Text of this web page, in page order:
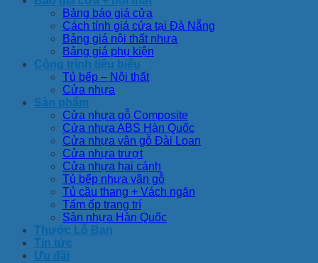
Bảng báo giá cửa
Cách tính giá cửa tại Đà Nẵng
Bảng giá nội thất nhựa
Bảng giá phụ kiện
Công trình tiêu biểu
Tủ bếp – Nội thất
Cửa nhựa
Sản phẩm
Cửa nhựa gỗ Composite
Cửa nhựa ABS Hàn Quốc
Cửa nhựa vân gỗ Đài Loan
Cửa nhựa trượt
Cửa nhựa hai cánh
Tủ bếp nhựa vân gỗ
Tủ cầu thang + Vách ngăn
Tấm ốp trang trí
Sàn nhựa Hàn Quốc
Thước Lỗ Ban
Tin tức
Ưu đãi